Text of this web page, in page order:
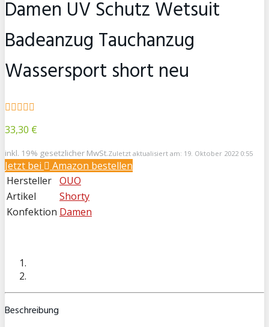
Damen UV Schutz Wetsuit
Badeanzug Tauchanzug
Wassersport short neu
33,30 €
inkl. 19% gesetzlicher MwSt.Zuletzt aktualisiert am: 19. Oktober 2022 0:55
Jetzt bei
Amazon bestellen
Hersteller OUO
Artikel
Shorty
Konfektion Damen
Beschreibung